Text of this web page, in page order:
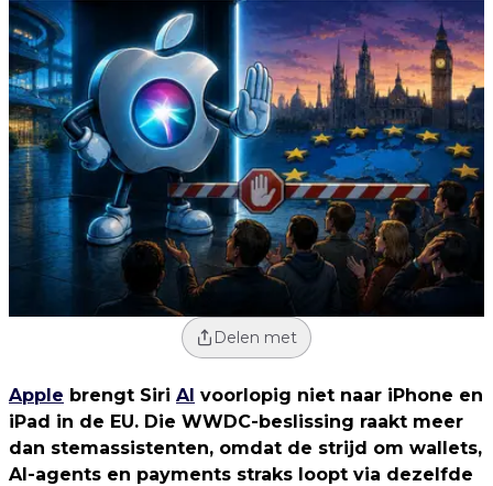
Delen met
Apple brengt Siri AI voorlopig niet naar iPhone en
iPad in de EU. Die WWDC-beslissing raakt meer
dan stemassistenten, omdat de strijd om wallets,
AI-agents en payments straks loopt via dezelfde